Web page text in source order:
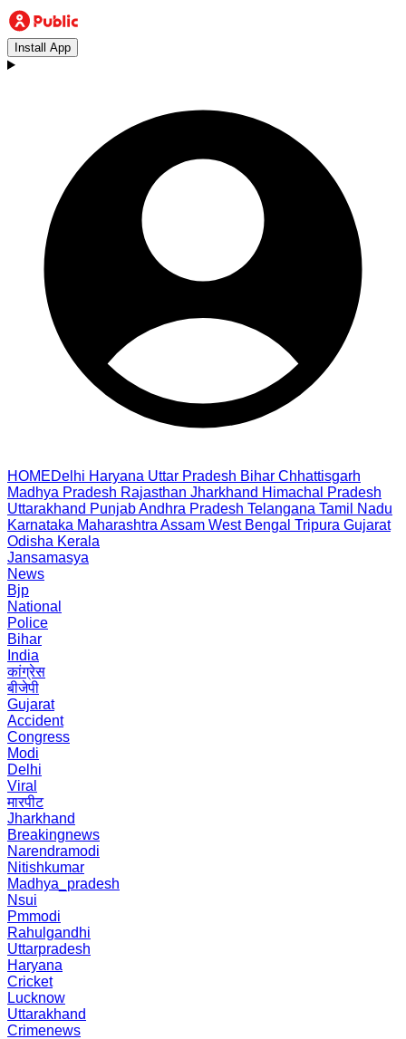
Install App
HOMEDelhi Haryana Uttar Pradesh Bihar Chhattisgarh
Madhya Pradesh Rajasthan Jharkhand Himachal Pradesh
Uttarakhand PunjabAndhra Pradesh Telangana Tamil Nadu
Karnataka Maharashtra Assam West Bengal Tripura Gujarat
Odisha Kerala
Jansamasya
News
Bjp
National
Police
Bihar
India
कांग्रेस
बीजेपी
Gujarat
Accident
Congress
Modi
Delhi
Viral
मारपीट
Jharkhand
Breakingnews
Narendramodi
Nitishkumar
Madhya_pradesh
Nsui
Pmmodi
Rahulgandhi
Uttarpradesh
Haryana
Cricket
Lucknow
Uttarakhand
Crimenews